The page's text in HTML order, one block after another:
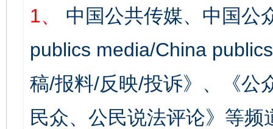
1、
中国公共传媒、中国公
publics media/China
稿/报料/反映/投诉》、《公
民众、公民说法评论》等